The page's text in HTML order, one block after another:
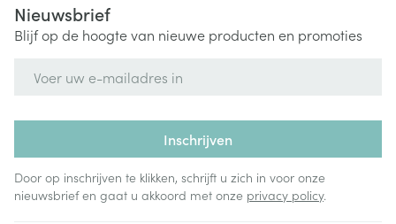
Nieuwsbrief
Blijf op de hoogte van nieuwe producten en promoties
Inschrijven
Door op inschrijven te klikken, schrijft u zich in voor onze
nieuwsbrief en gaat u akkoord met onze privacy policy.